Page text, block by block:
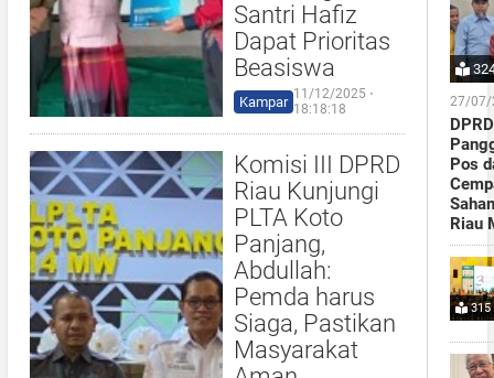
Santri Hafiz
Dapat Prioritas
Beasiswa
Kampar 11/12/2025 ⋅
18:18:18
Komisi III DPRD
Riau Kunjungi
PLTA Koto
Panjang,
Abdullah:
Pemda harus
Siaga, Pastikan
Masyarakat
27/07/
Pos
Riau
315